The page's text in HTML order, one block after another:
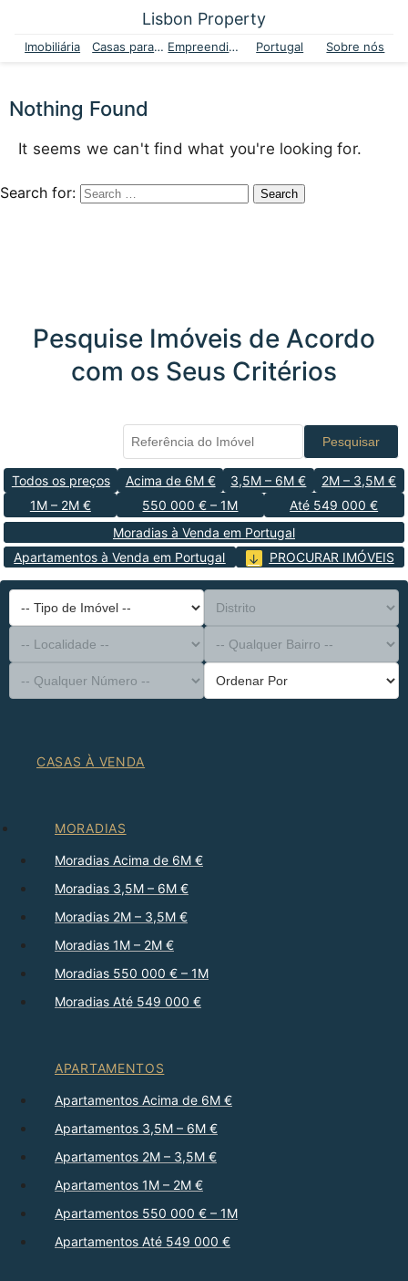
Lisbon Property
Imobiliária Casas para venda Empreendimentos Portugal Sobre nós
Nothing Found
It seems we can't find what you're looking for.
Search for:
Pesquise Imóveis de Acordo
com os Seus Critérios
Pesquisar
Todos os preços Acima de 6M € 3,5M – 6M €
2M – 3,5M €
1M – 2M €
550 000 € – 1M
Até 549 000 €
Moradias à Venda em Portugal
Apartamentos à Venda em Portugal
PROCURAR IMÓVEIS
-- Tipo de Imóvel --
Distrito
-- Localidade --
-- Qualquer Bairro --
-- Qualquer Número --
Ordenar Por
CASAS À VENDA
MORADIAS
Moradias Acima de 6M €
Moradias 3,5M – 6M €
Moradias 2M – 3,5M €
Moradias 1M – 2M €
Moradias 550 000 € – 1M
Moradias Até 549 000 €
APARTAMENTOS
Apartamentos Acima de 6M €
Apartamentos 3,5M – 6M €
Apartamentos 2M – 3,5M €
Apartamentos 1M – 2M €
Apartamentos 550 000 € – 1M
Apartamentos Até 549 000 €